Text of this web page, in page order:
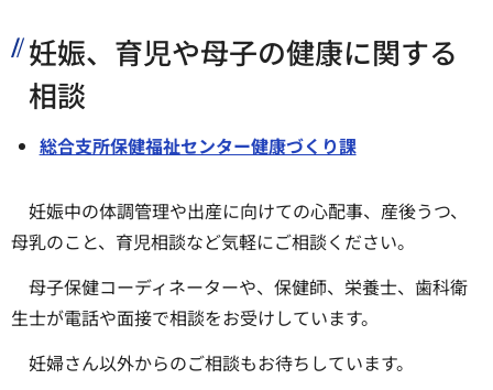
妊娠、育児や母子の健康に関する
相談
総合支所保健福祉センター健康づくり課
妊娠中の体調管理や出産に向けての心配事、産後うつ、
母乳のこと、育児相談など気軽にご相談ください。
母子保健コーディネーターや、保健師、栄養士、歯科衛
生士が電話や面接で相談をお受けしています。
妊婦さん以外からのご相談もお待ちしています。